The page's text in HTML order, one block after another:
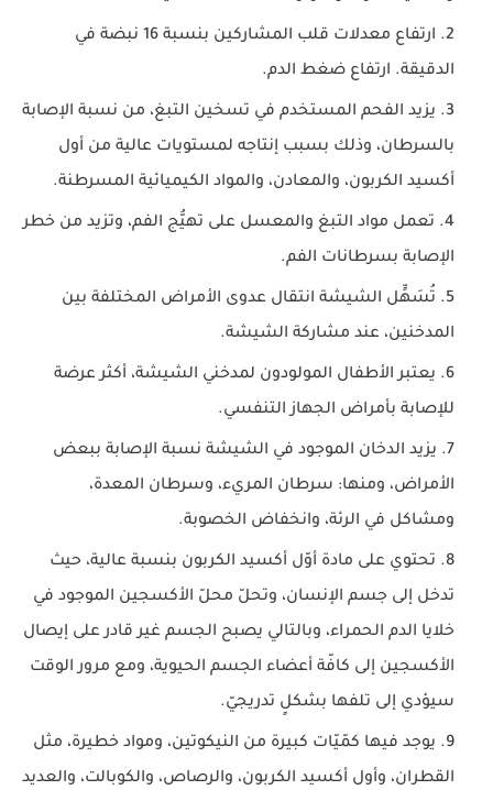
ارتفاع معدلات قلب المشاركين بنسبة 16 نبضة في
الدقيقة. ارتفاع ضغط الدم.
يزيد الفحم المستخدم في تسخين التبغ، من نسبة الإصابة
بالسرطان، وذلك بسبب إنتاجه لمستويات عالية من أول
أكسيد الكربون، والمعادن، والمواد الكيميائية المسرطنة.
تعمل مواد التبغ والمعسل على تهيُّج الفم، وتزيد من خطر
الإصابة بسرطانات الفم.
تُسَهٍّل الشيشة انتقال عدوى الأمراض المختلفة بين
المدخنين، عند مشاركة الشيشة.
يعتبر الأطفال المولودون لمدخني الشيشة، أكثر عرضة
للإصابة بأمراض الجهاز التنفسي.
يزيد الدخان الموجود في الشيشة نسبة الإصابة ببعض
الأمراض، ومنها: سرطان المريء، وسرطان المعدة،
ومشاكل في الرئة، وانخفاض الخصوبة.
تحتوي على مادة أوّل أكسيد الكربون بنسبة عالية، حيث
تدخل إلى جسم الإنسان، وتحلّ محلّ الأكسجين الموجود في
خلايا الدم الحمراء، وبالتالي يصبح الجسم غير قادر على إيصال
الأكسجين إلى كافّة أعضاء الجسم الحيوية، ومع مرور الوقت
سيؤدي إلى تلفها بشكلٍ تدريجيّ.
يوجد فيها كمّيّات كبيرة من النيكوتين، ومواد خطيرة، مثل
القطران، وأول أكسيد الكربون، والرصاص، والكوبالت، والعديد